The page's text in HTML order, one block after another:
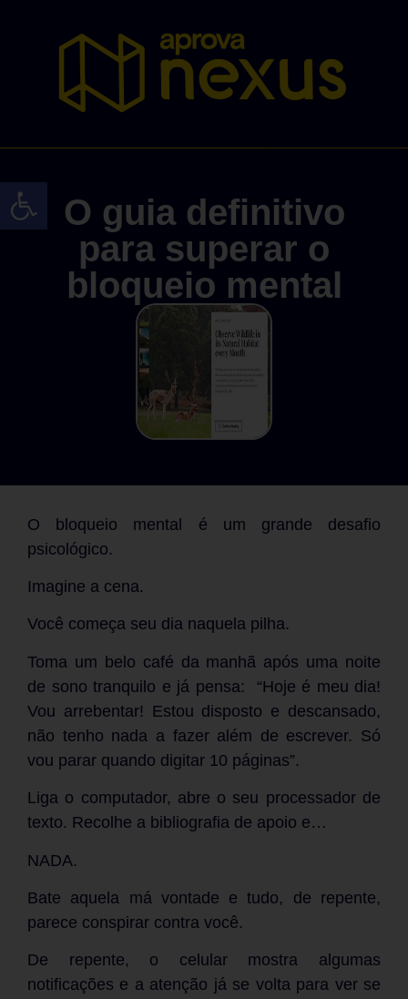
Abrir a barra de ferramentas
O guia definitivo
para superar o
bloqueio mental
O bloqueio mental é um grande desafio
psicológico.
Imagine a cena.
Você começa seu dia naquela pilha.
Toma um belo café da manhã após uma noite
de sono tranquilo e já pensa: “Hoje é meu dia!
Vou arrebentar! Estou disposto e descansado,
não tenho nada a fazer além de escrever. Só
vou parar quando digitar 10 páginas”.
Liga o computador, abre o seu processador de
texto. Recolhe a bibliografia de apoio e…
NADA.
Bate aquela má vontade e tudo, de repente,
parece conspirar contra você.
De repente, o celular mostra algumas
notificações e a atenção já se volta para ver se